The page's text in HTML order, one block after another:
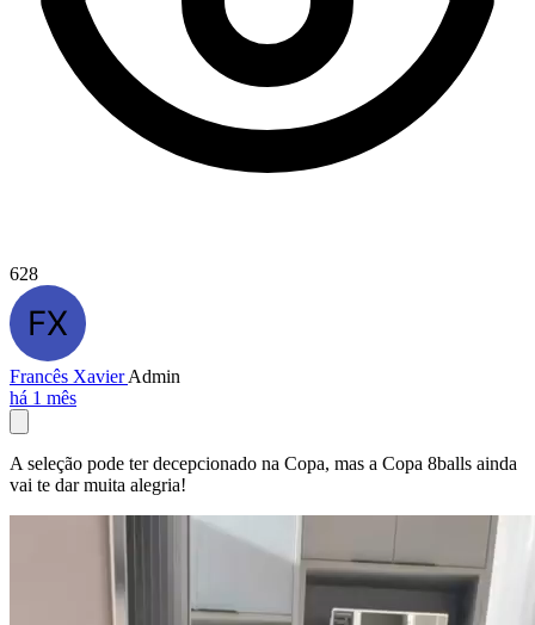
628
Francês XavierAdmin
há 1 mês
A seleção pode ter decepcionado na Copa, mas a Copa 8balls ainda
vai te dar muita alegria!